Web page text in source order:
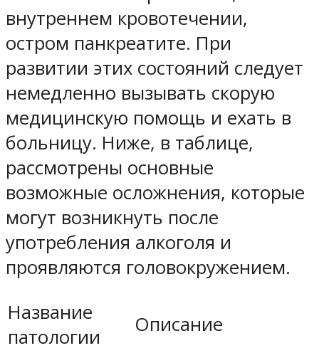
внутреннем кровотечении,
остром панкреатите. При
развитии этих состояний следует
немедленно вызывать скорую
медицинскую помощь и ехать в
больницу. Ниже, в таблице,
рассмотрены основные
возможные осложнения, которые
могут возникнуть после
употребления алкоголя и
проявляются головокружением.
Название
патологии
Описание